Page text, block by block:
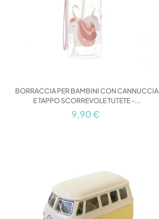
BORRACCIA PER BAMBINI CON CANNUCCIA
E TAPPO SCORREVOLE TUTETE -...
9,90 €